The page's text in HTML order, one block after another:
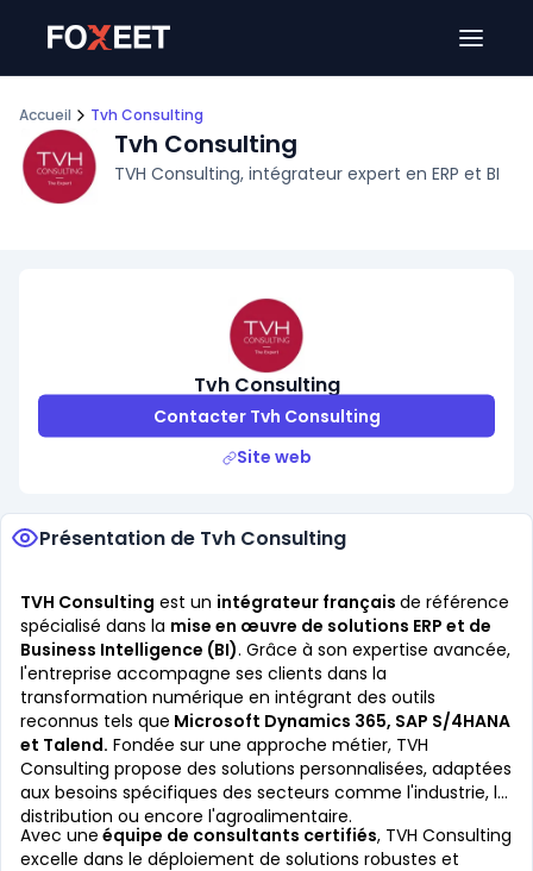
Accueil Tvh Consulting
Tvh Consulting
TVH Consulting, intégrateur expert en ERP et BI
Tvh Consulting
Contacter Tvh Consulting
Site web
Présentation de Tvh Consulting
TVH Consulting est un intégrateur français de référence
spécialisé dans la mise en œuvre de solutions ERP et de
Business Intelligence (BI). Grâce à son expertise avancée,
l'entreprise accompagne ses clients dans la
transformation numérique en intégrant des outils
reconnus tels que Microsoft Dynamics 365, SAP S/4HANA
et Talend. Fondée sur une approche métier, TVH
Consulting propose des solutions personnalisées, adaptées
aux besoins spécifiques des secteurs comme l'industrie, la
distribution ou encore l'agroalimentaire.
Avec une équipe de consultants certifiés, TVH Consulting
excelle dans le déploiement de solutions robustes et